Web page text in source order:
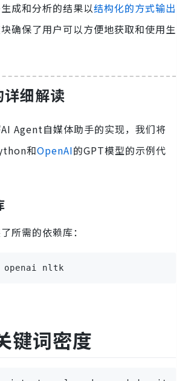
成和分析的结果以结构化的方式输出
确保了用户可以方便地获取和使用生
细解读
Agent自媒体助手的实现，我们将
和OpenAI的GPT模型的示例代
所需的依赖库：
nltk
键词密度